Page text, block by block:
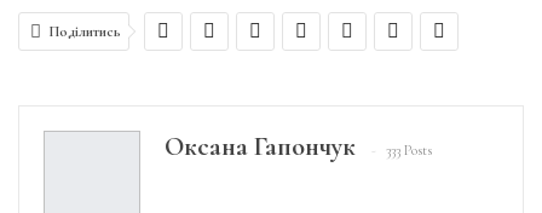
Поділитись
Оксана Гапончук 333 Posts